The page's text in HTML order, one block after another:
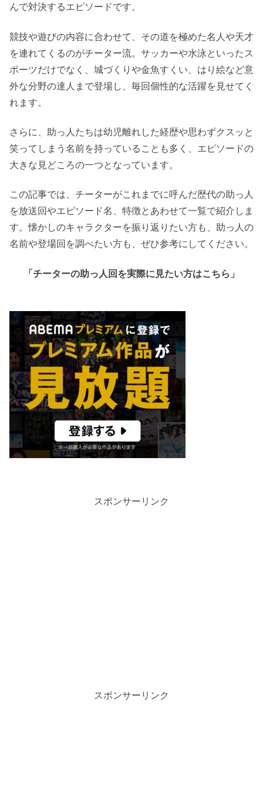
んで対決するエピソードです。
競技や遊びの内容に合わせて、その道を極めた名人や天才
を連れてくるのがチーター流。サッカーや水泳といったス
ポーツだけでなく、城づくりや金魚すくい、はり絵など意
外な分野の達人まで登場し、毎回個性的な活躍を見せてく
れます。
さらに、助っ人たちは幼児離れした経歴や思わずクスッと
笑ってしまう名前を持っていることも多く、エピソードの
大きな見どころの一つとなっています。
この記事では、チーターがこれまでに呼んだ歴代の助っ人
を放送回やエピソード名、特徴とあわせて一覧で紹介しま
す。懐かしのキャラクターを振り返りたい方も、助っ人の
名前や登場回を調べたい方も、ぜひ参考にしてください。
「チーターの助っ人回を実際に見たい方はこちら」
スポンサーリンク
スポンサーリンク